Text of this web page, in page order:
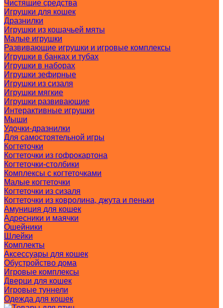
Чистящие средства
Игрушки для кошек
Дразнилки
Игрушки из кошачьей мяты
Малые игрушки
Развивающие игрушки и игровые комплексы
Игрушки в банках и тубах
Игрушки в наборах
Игрушки зефирные
Игрушки из сизаля
Игрушки мягкие
Игрушки развивающие
Интерактивные игрушки
Мыши
Удочки-дразнилки
Для самостоятельной игры
Когтеточки
Когтеточки из гофрокартона
Когтеточки-столбики
Комплексы с когтеточками
Малые когтеточки
Когтеточки из сизаля
Когтеточки из ковролина, джута и пеньки
Амуниция для кошек
Адресники и маячки
Ошейники
Шлейки
Комплекты
Аксессуары для кошек
Обустройство дома
Игровые комплексы
Дверци для кошек
Игровые туннели
Одежда для кошек